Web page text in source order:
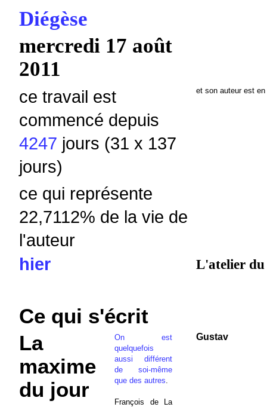
Diégèse
mercredi 17 août
2011
ce travail est
commencé depuis
4247 jours (31 x 137
jours)
et son auteur est
ce qui représente
22,7112% de la vie de
l'auteur
hier
L'atelier du
Ce qui s'écrit
La
maxime
du jour
On est
quelquefois
aussi différent
de soi-même
que des autres.
François de La
Gustav